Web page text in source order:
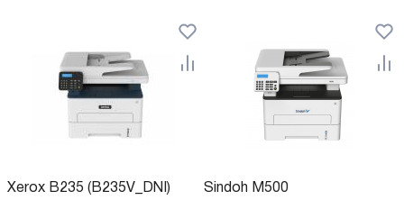
Xerox B235 (B235V_DNI) Sindoh M500